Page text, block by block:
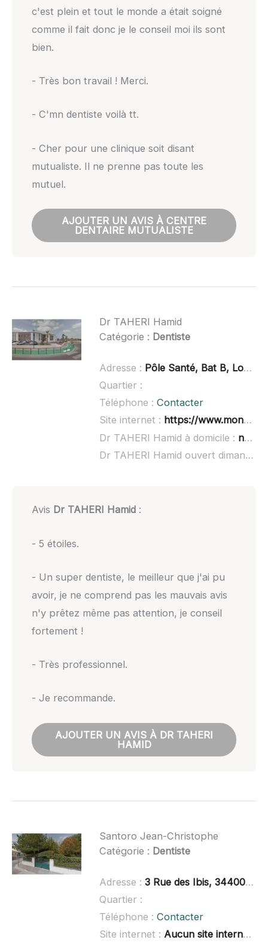
c'est plein et tout le monde a était soigné
comme il fait donc je le conseil moi ils sont
bien.
- Très bon travail ! Merci.
- C'mn dentiste voilà tt.
- Cher pour une clinique soit disant
mutualiste. Il ne prenne pas toute les
mutuel.
AJOUTER UN AVIS À CENTRE
DENTAIRE MUTUALISTE
Dr TAHERI Hamid
Catégorie : Dentiste
Adresse : Pôle Santé, Bat B, Louis Serre, Chemin des Alicantes, 34400 Lune
Quartier :
Téléphone : Contacter
Site internet : https://www.mondocteur.fr/dentiste/lunel/taheri-hamid.html
Dr TAHERI Hamid à domicile : non renseigné
Dr TAHERI Hamid ouvert dimanche :
Avis Dr TAHERI Hamid:
- 5 étoiles.
- Un super dentiste, le meilleur que j'ai pu
avoir, je ne comprend pas les mauvais avis
n'y prêtez même pas attention, je conseil
fortement !
- Très professionnel.
- Je recommande.
AJOUTER UN AVIS À DR TAHERI
HAMID
Santoro Jean-Christophe
Catégorie : Dentiste
Adresse : 3 Rue des Ibis, 34400 Lunel
Quartier :
Téléphone : Contacter
Site internet : Aucun site internet connu